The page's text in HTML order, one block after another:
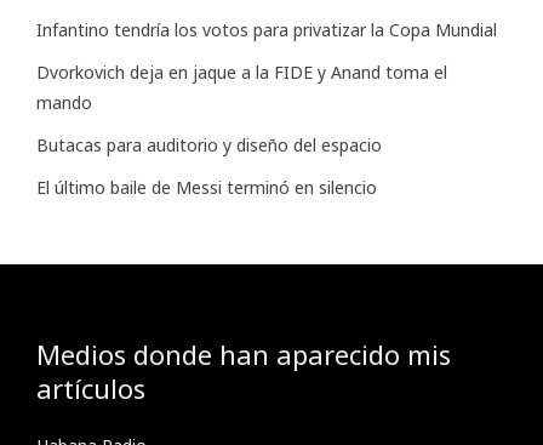
Infantino tendría los votos para privatizar la Copa Mundial
Dvorkovich deja en jaque a la FIDE y Anand toma el
mando
Butacas para auditorio y diseño del espacio
El último baile de Messi terminó en silencio
Medios donde han aparecido mis
artículos